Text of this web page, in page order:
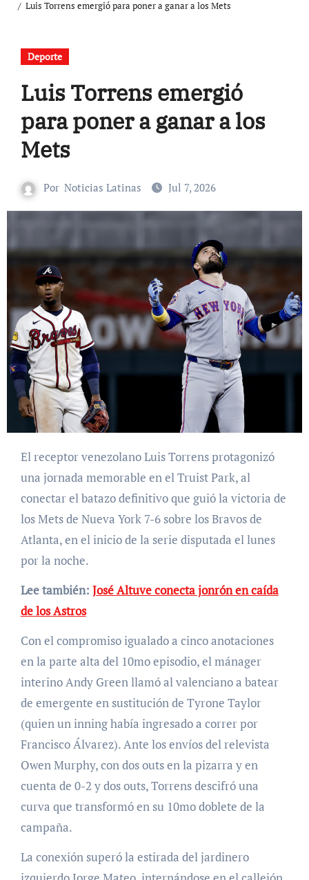
Luis Torrens emergió para poner a ganar a los Mets
Deporte
Luis Torrens emergió
para poner a ganar a los
Mets
Por Noticias Latinas Jul 7, 2026
El receptor venezolano Luis Torrens protagonizó
una jornada memorable en el Truist Park, al
conectar el batazo definitivo que guió la victoria de
los Mets de Nueva York 7-6 sobre los Bravos de
Atlanta, en el inicio de la serie disputada el lunes
por la noche.
Lee también: José Altuve conecta jonrón en caída
de los Astros
Con el compromiso igualado a cinco anotaciones
en la parte alta del 10mo episodio, el mánager
interino Andy Green llamó al valenciano a batear
de emergente en sustitución de Tyrone Taylor
(quien un inning había ingresado a correr por
Francisco Álvarez). Ante los envíos del relevista
Owen Murphy, con dos outs en la pizarra y en
cuenta de 0-2 y dos outs, Torrens descifró una
curva que transformó en su 10mo doblete de la
campaña.
La conexión superó la estirada del jardinero